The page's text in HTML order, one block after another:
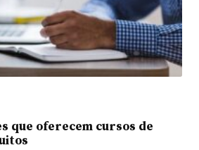
que oferecem cursos de